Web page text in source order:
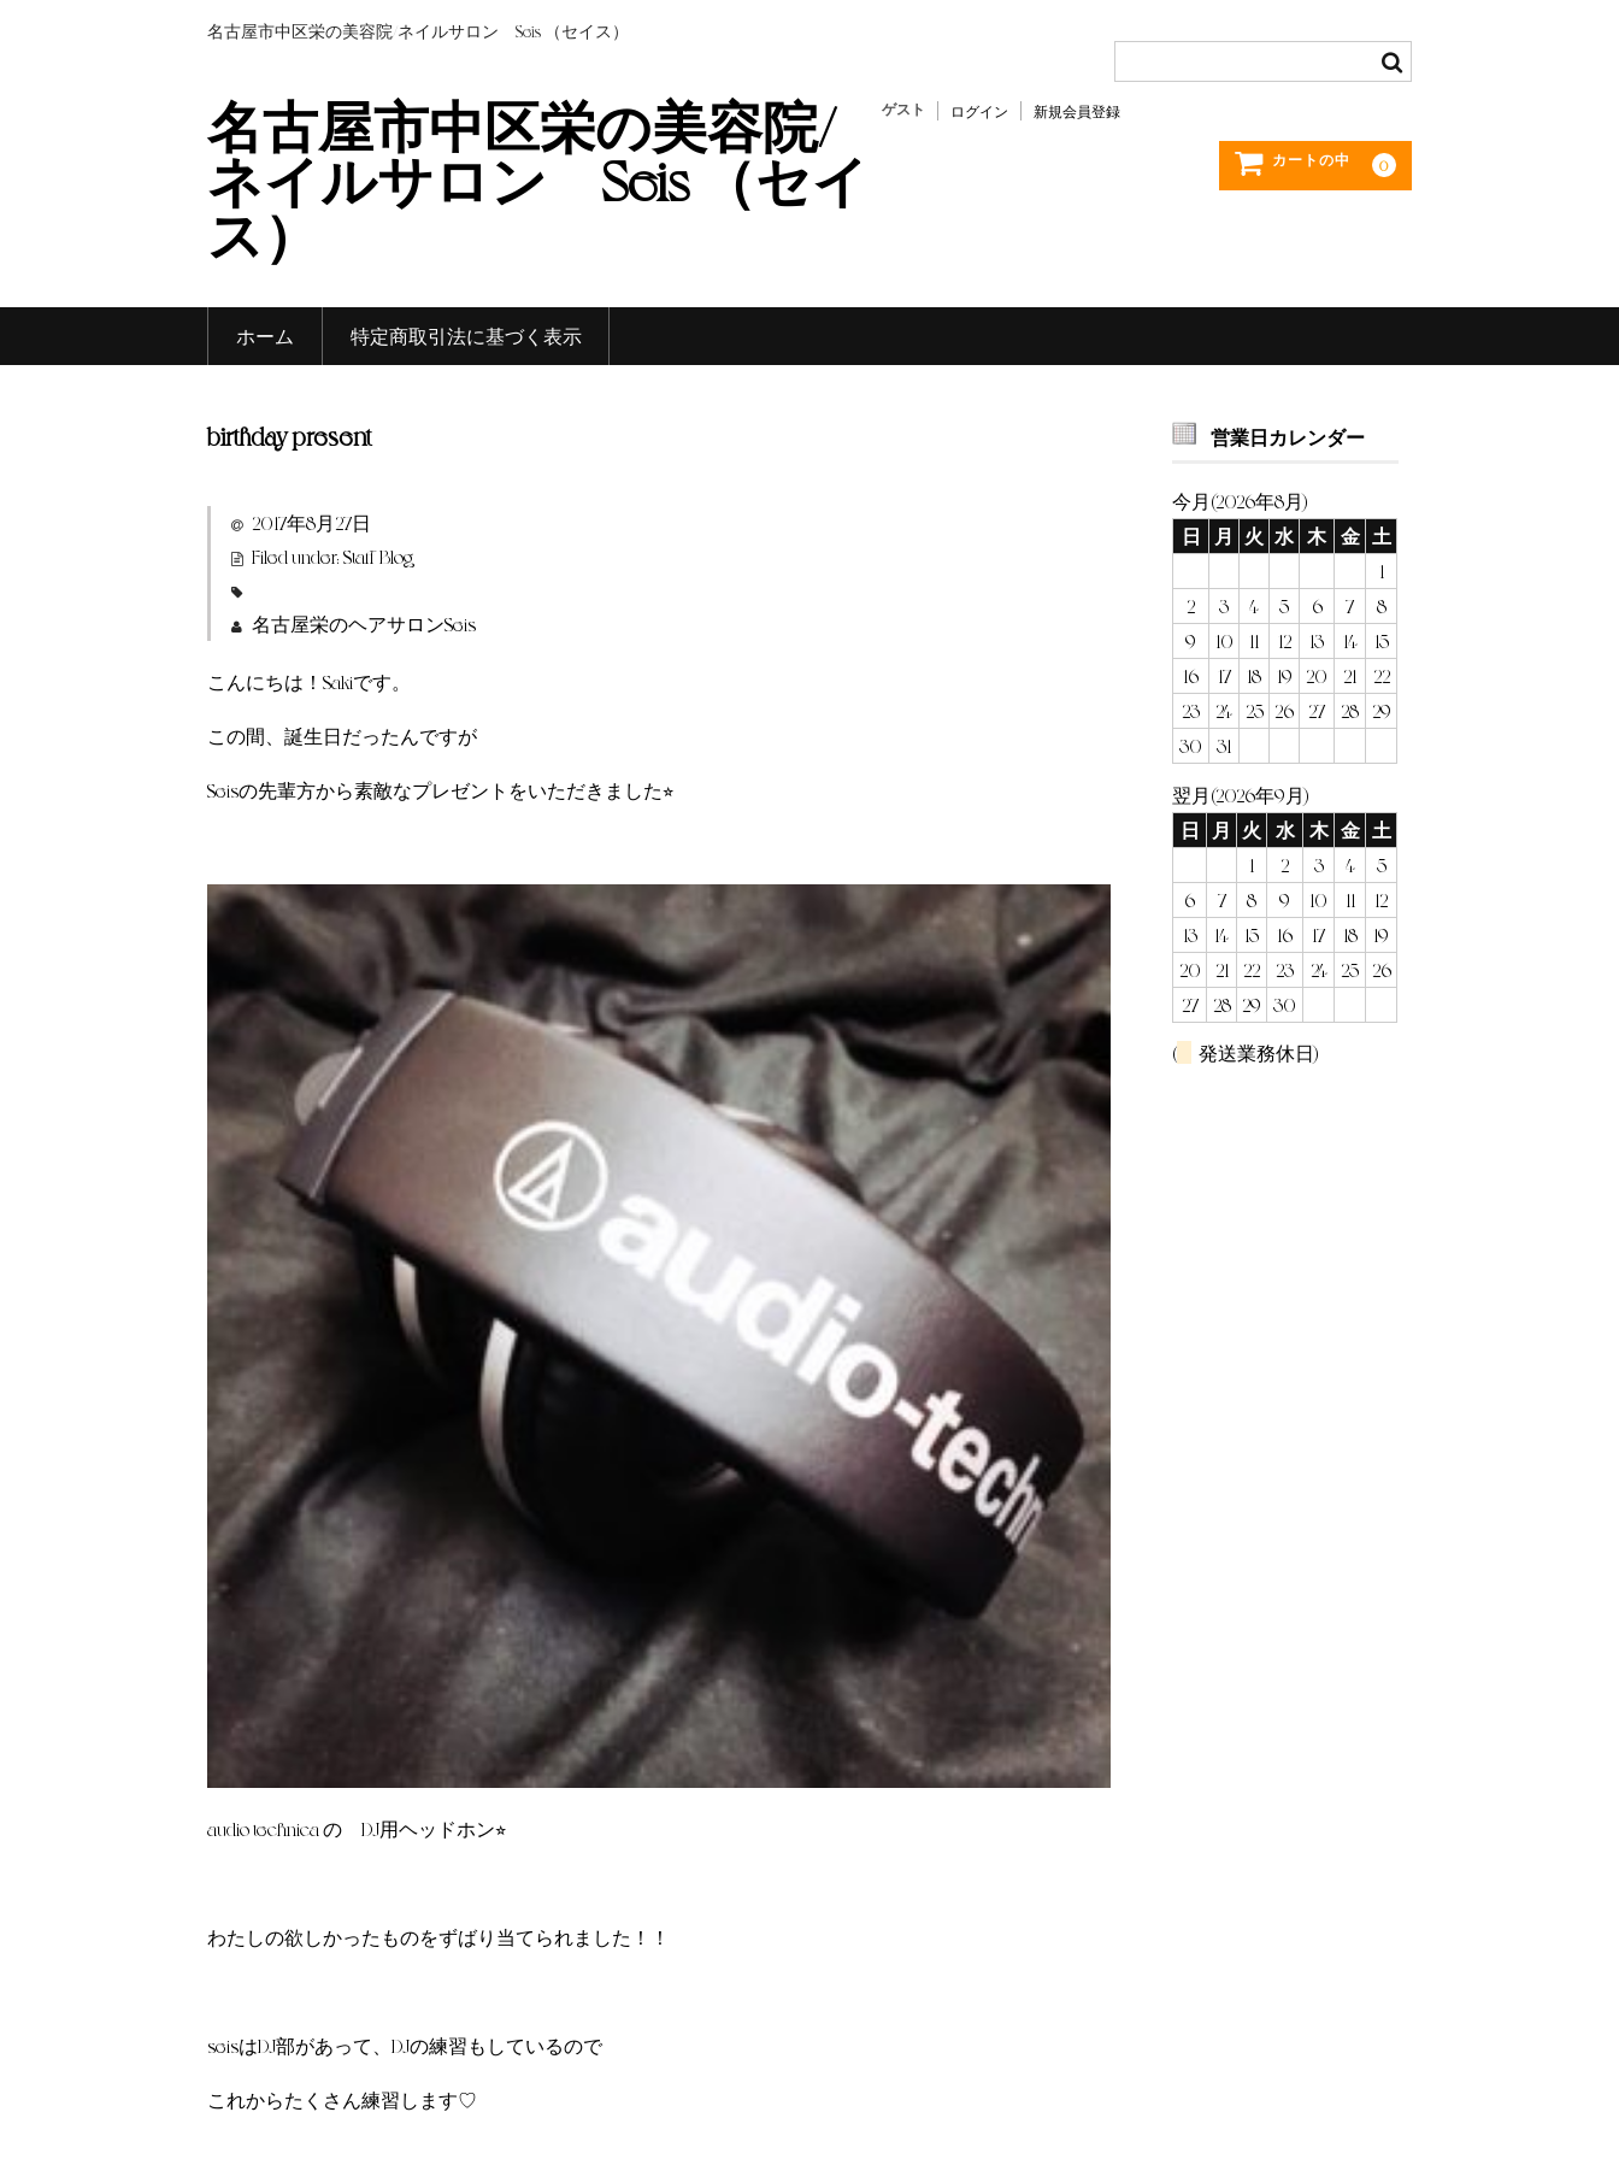
名古屋市中区栄の美容院/ネイルサロン Seis （セイス）
名古屋市中区栄の美容院/
ネイルサロン Seis （セイ
ス）
ゲスト ログイン 新規会員登録
カートの中 0
ホーム 特定商取引法に基づく表示
birthday present
2017年8月27日
Filed under: Staff Blog
名古屋栄のヘアサロンSeis
こんにちは！Sakiです。
この間、誕生日だったんですが
Seisの先輩方から素敵なプレゼントをいただきました⭐︎
audio technica の DJ用ヘッドホン⭐︎
わたしの欲しかったものをずばり当てられました！！
seisはDJ部があって、DJの練習もしているので
これからたくさん練習します♡
営業日カレンダー
今月(2026年8月)
日
月 火 水 木 金 土
1
2
3 4 5 6 7
8
9
10 11 12 13 14
15
16
17 18 19 20 21
22
23
24 25 26 27 28
29
30
31
翌月(2026年9月)
日
月 火 水 木 金 土
1
2 3 4
5
6
7 8 9 10 11
12
13
14 15 16 17 18
19
20
21 22 23 24 25
26
27
28 29 30
( 発送業務休日)